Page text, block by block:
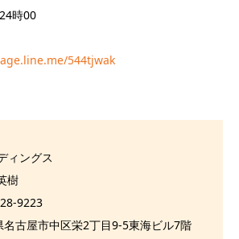
時00
544tjwak
ィングス
樹
9223
屋市中区栄2丁目9-5東海ビル7階